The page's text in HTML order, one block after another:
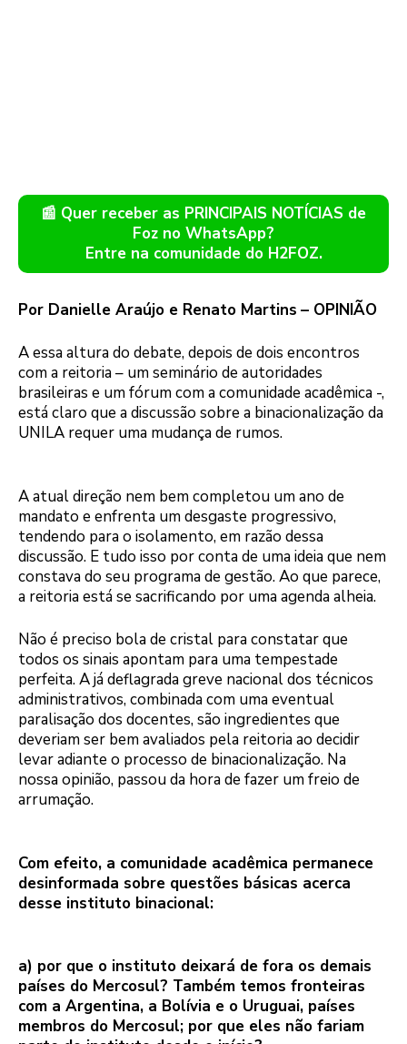
📰 Quer receber as PRINCIPAIS NOTÍCIAS de
Foz no WhatsApp?
Entre na comunidade do H2FOZ.
Por Danielle Araújo e Renato Martins – OPINIÃO
A essa altura do debate, depois de dois encontros
com a reitoria – um seminário de autoridades
brasileiras e um fórum com a comunidade acadêmica -,
está claro que a discussão sobre a binacionalização da
UNILA requer uma mudança de rumos.
A atual direção nem bem completou um ano de
mandato e enfrenta um desgaste progressivo,
tendendo para o isolamento, em razão dessa
discussão. E tudo isso por conta de uma ideia que nem
constava do seu programa de gestão. Ao que parece,
a reitoria está se sacrificando por uma agenda alheia.
Não é preciso bola de cristal para constatar que
todos os sinais apontam para uma tempestade
perfeita. A já deflagrada greve nacional dos técnicos
administrativos, combinada com uma eventual
paralisação dos docentes, são ingredientes que
deveriam ser bem avaliados pela reitoria ao decidir
levar adiante o processo de binacionalização. Na
nossa opinião, passou da hora de fazer um freio de
arrumação.
Com efeito, a comunidade acadêmica permanece
desinformada sobre questões básicas acerca
desse instituto binacional:
a) por que o instituto deixará de fora os demais
países do Mercosul? Também temos fronteiras
com a Argentina, a Bolívia e o Uruguai, países
membros do Mercosul; por que eles não fariam